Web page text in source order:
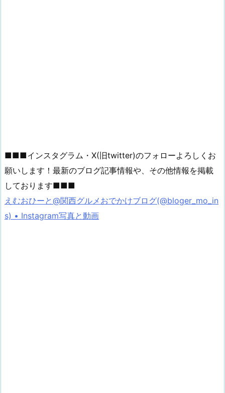
■■■インスタグラム・X(旧twitter)のフォローよろしくお
願いします！最新のブログ記事情報や、その他情報を掲載
しております■■■
えむおひーと@関西グルメおでかけブログ(@bloger_mo_in
s) • Instagram写真と動画